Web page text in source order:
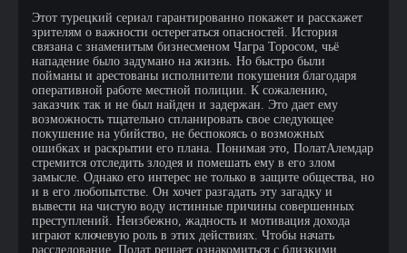
Этот турецкий сериал гарантированно покажет и расскажет
зрителям о важности остерегаться опасностей. История
связана с знаменитым бизнесменом Чагра Торосом, чьё
нападение было задумано на жизнь. Но быстро были
пойманы и арестованы исполнители покушения благодаря
оперативной работе местной полиции. К сожалению,
заказчик так и не был найден и задержан. Это дает ему
возможность тщательно спланировать свое следующее
покушение на убийство, не беспокоясь о возможных
ошибках и раскрытии его плана. Понимая это, ПолатАлемдар
стремится отследить злодея и помешать ему в его злом
замысле. Однако его интерес не только в защите общества, но
и в его любопытстве. Он хочет разгадать эту загадку и
вывести на чистую воду истинные причины совершенных
преступлений. Неизбежно, жадность и мотивация дохода
играют ключевую роль в этих действиях. Чтобы начать
расследование, Полат решает ознакомиться с близкими